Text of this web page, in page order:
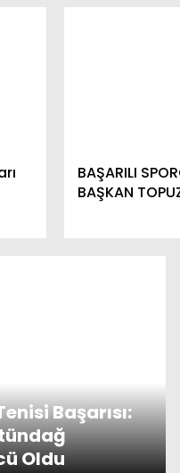
BAŞARILI
BAŞKAN
Başarısı:
Oldu